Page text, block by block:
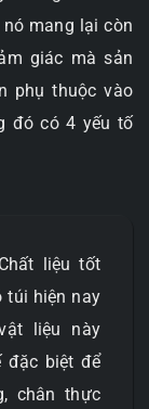
mang lại còn
giác mà sản
phụ thuộc vào
đó có 4 yếu tố
Chất liệu tốt
túi hiện nay
liệu này
đặc biệt để
chân thực